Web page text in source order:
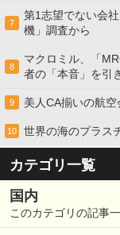
7
第1志望でない会
機」調査から
8
マクロミル、「
者の「本音」を引
9 美人CA揃いの航
10 世界の海のプラス
カテゴリ一覧
国内
このカテゴリの記事